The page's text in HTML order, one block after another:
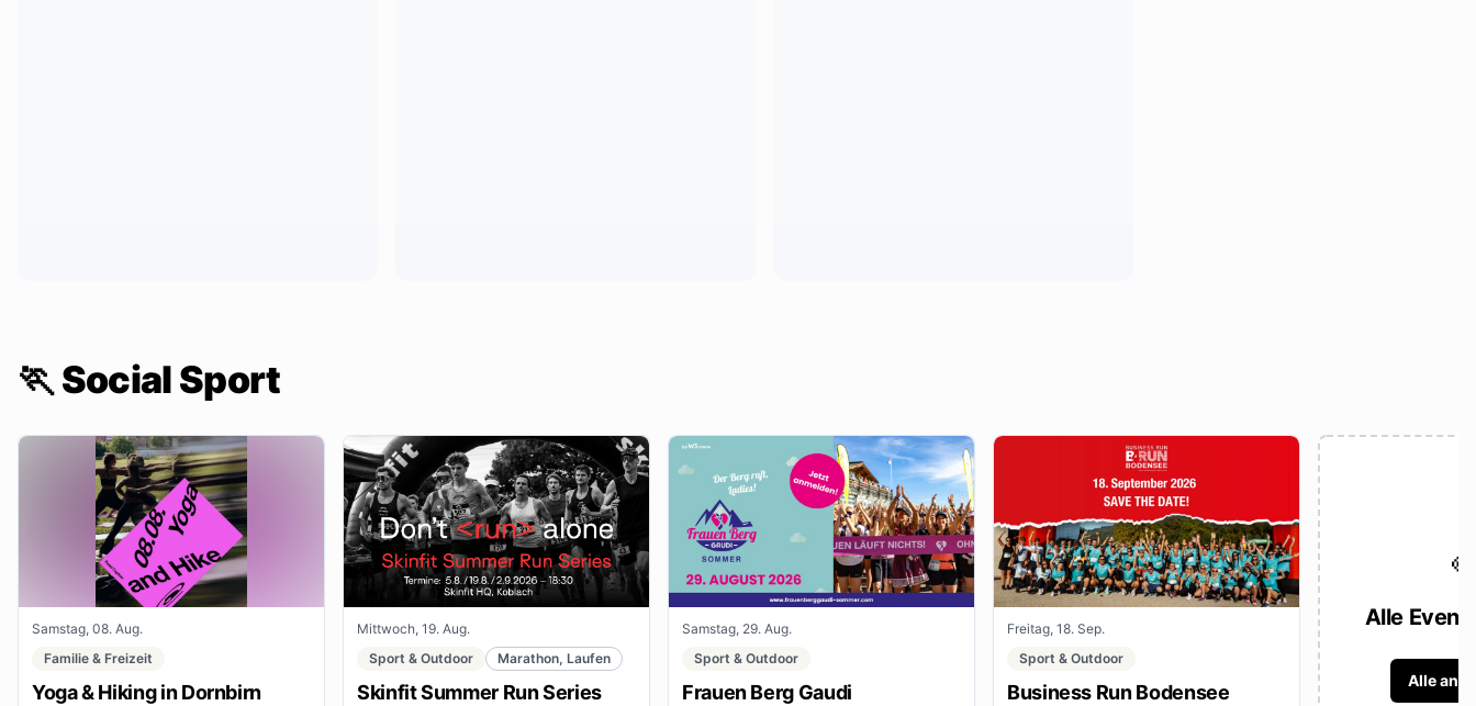
🏃 Social Sport
Samstag, 08. Aug.
Familie & Freizeit
Yoga & Hiking in Dornbirn
Mittwoch, 19. Aug.
Sport & Outdoor
Marathon, Laufen
Skinfit Summer Run Series
Samstag, 29. Aug.
Sport & Outdoor
Frauen Berg Gaudi
Freitag, 18. Sep.
Sport & Outdoor
Business Run Bodensee
Alle
Alle